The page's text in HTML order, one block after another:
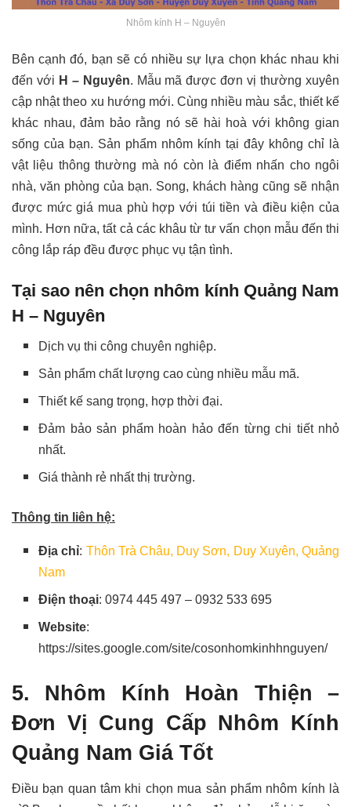
Nhôm kính H – Nguyên
Bên cạnh đó, bạn sẽ có nhiều sự lựa chọn khác nhau khi
đến với H – Nguyên. Mẫu mã được đơn vị thường xuyên
cập nhật theo xu hướng mới. Cùng nhiều màu sắc, thiết kế
khác nhau, đảm bảo rằng nó sẽ hài hoà với không gian
sống của bạn. Sản phẩm nhôm kính tại đây không chỉ là
vật liệu thông thường mà nó còn là điểm nhấn cho ngôi
nhà, văn phòng của bạn. Song, khách hàng cũng sẽ nhận
được mức giá mua phù hợp với túi tiền và điều kiện của
mình. Hơn nữa, tất cả các khâu từ tư vấn chọn mẫu đến thi
công lắp ráp đều được phục vụ tận tình.
Tại sao nên chọn nhôm kính Quảng Nam
H – Nguyên
Dịch vụ thi công chuyên nghiệp.
Sản phẩm chất lượng cao cùng nhiều mẫu mã.
Thiết kế sang trọng, hợp thời đại.
Đảm bảo sản phẩm hoàn hảo đến từng chi tiết nhỏ
nhất.
Giá thành rẻ nhất thị trường.
Thông tin liên hệ:
Địa chỉ: Thôn Trà Châu, Duy Sơn, Duy Xuyên, Quảng
Nam
Điện thoại: 0974 445 497 – 0932 533 695
Website:
https://sites.google.com/site/cosonhomkinhhnguyen/
5. Nhôm Kính Hoàn Thiện –
Đơn Vị Cung Cấp Nhôm Kính
Quảng Nam Giá Tốt
Điều bạn quan tâm khi chọn mua sản phẩm nhôm kính là